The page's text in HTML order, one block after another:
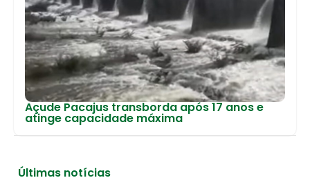
Açude Pacajus transborda após 17 anos e
atinge capacidade máxima
Últimas notícias